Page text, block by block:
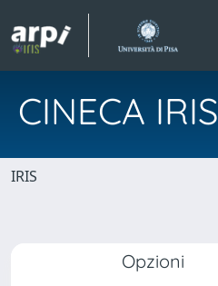
CINECA IRIS
IRIS
Opzioni